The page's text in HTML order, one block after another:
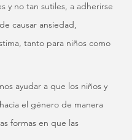
y no tan sutiles, a adherirse
causar ansiedad,
tanto para niños como
ayudar a que los niños y
el género de manera
formas en que las